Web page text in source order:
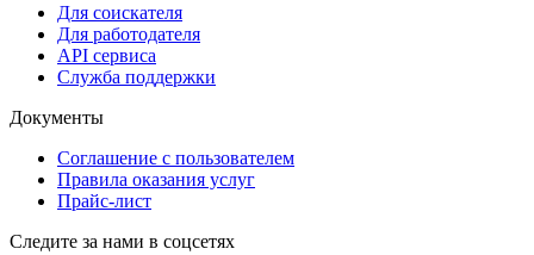
Для соискателя
Для работодателя
API сервиса
Служба поддержки
Документы
Соглашение с пользователем
Правила оказания услуг
Прайс-лист
Следите за нами в соцсетях